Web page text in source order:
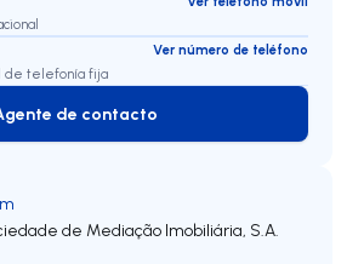
Ver número de teléfono
de telefonía fija
Agente de contacto
de contacto
de Mediação Imobiliária, S.A.